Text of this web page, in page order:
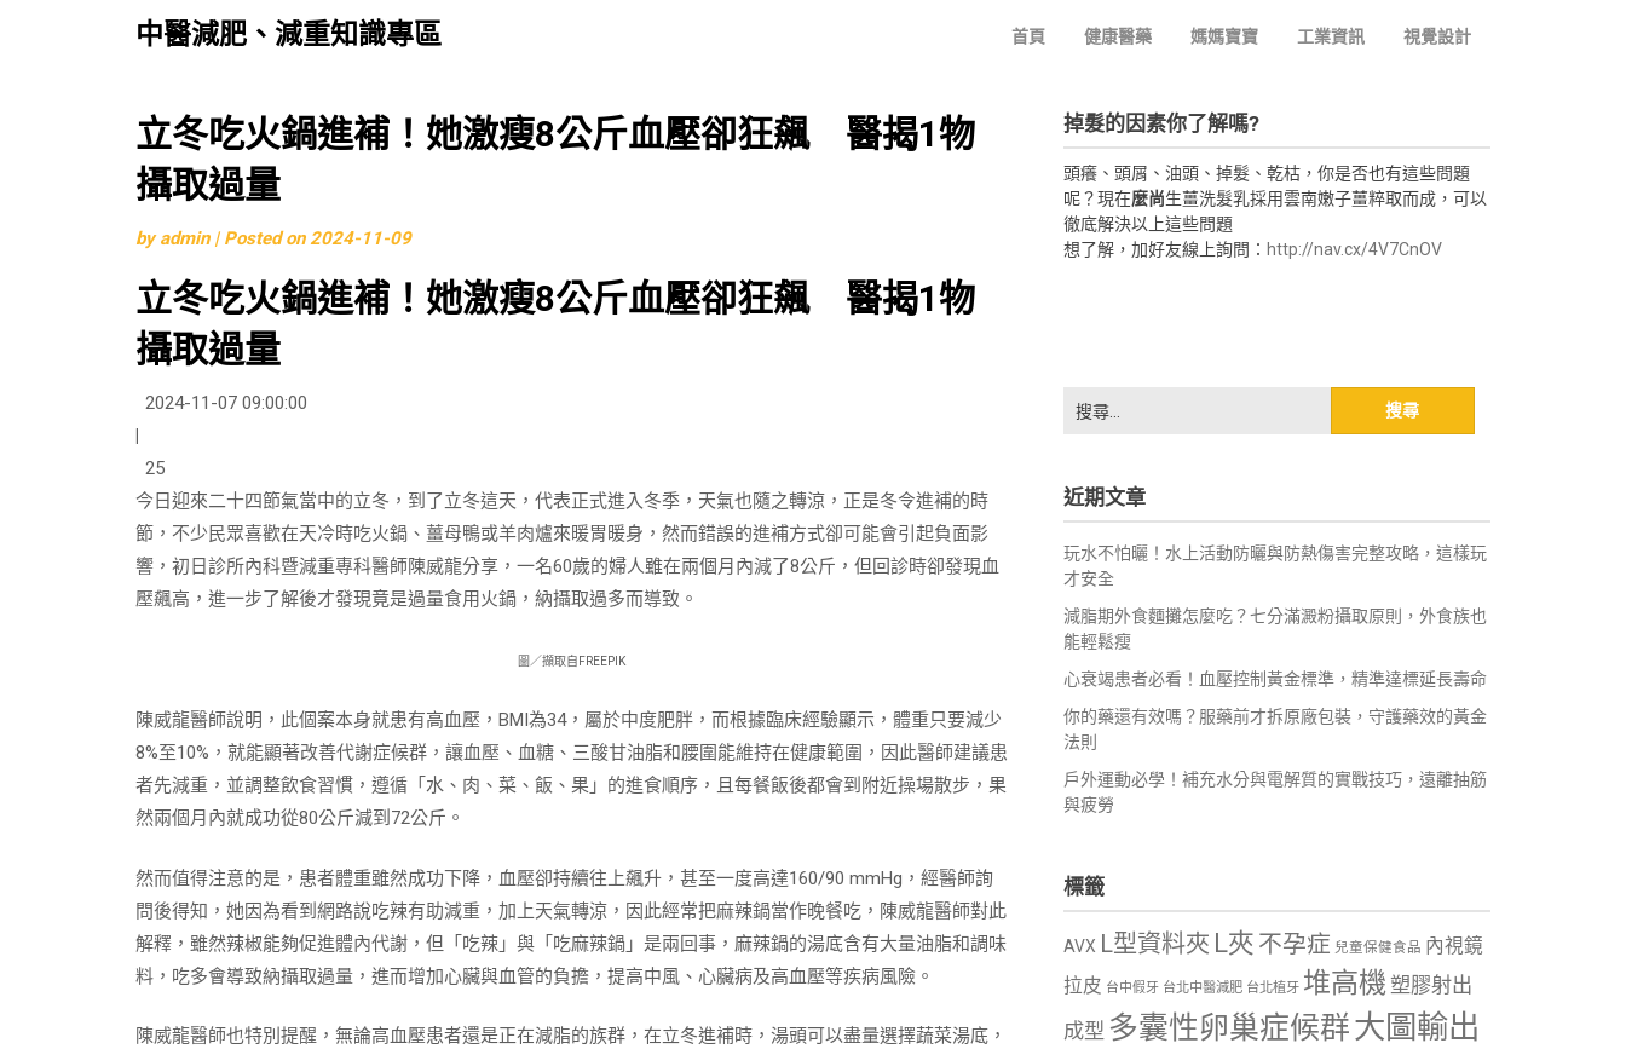
中醫減肥、減重知識專區 首頁 健康醫藥 媽媽寶寶 工業資訊 視覺設計
Skip
content
立冬吃火鍋進補！她激瘦8公斤血壓卻狂飆 醫揭1物
攝取過量
byadmin | Posted on2024-11-09
立冬吃火鍋進補！她激瘦8公斤血壓卻狂飆 醫揭1物
攝取過量
2024-11-07 09:00:00
25
今日迎來二十四節氣當中的立冬，到了立冬這天，代表正式進入冬季，天氣也隨之轉涼，正是冬令進補的時
節，不少民眾喜歡在天冷時吃火鍋、薑母鴨或羊肉爐來暖胃暖身，然而錯誤的進補方式卻可能會引起負面影
響，初日診所內科暨減重專科醫師陳威龍分享，一名60歲的婦人雖在兩個月內減了8公斤，但回診時卻發現血
壓飆高，進一步了解後才發現竟是過量食用火鍋，納攝取過多而導致。
圖／擷取自FREEPIK
陳威龍醫師說明，此個案本身就患有高血壓，BMI為34，屬於中度肥胖，而根據臨床經驗顯示，體重只要減少
8%至10%，就能顯著改善代謝症候群，讓血壓、血糖、三酸甘油脂和腰圍能維持在健康範圍，因此醫師建議患
者先減重，並調整飲食習慣，遵循「水、肉、菜、飯、果」的進食順序，且每餐飯後都會到附近操場散步，果
然兩個月內就成功從80公斤減到72公斤。
然而值得注意的是，患者體重雖然成功下降，血壓卻持續往上飆升，甚至一度高達160/90 mmHg，經醫師詢
問後得知，她因為看到網路說吃辣有助減重，加上天氣轉涼，因此經常把麻辣鍋當作晚餐吃，陳威龍醫師對此
解釋，雖然辣椒能夠促進體內代謝，但「吃辣」與「吃麻辣鍋」是兩回事，麻辣鍋的湯底含有大量油脂和調味
料，吃多會導致納攝取過量，進而增加心臟與血管的負擔，提高中風、心臟病及高血壓等疾病風險。
陳威龍醫師也特別提醒，無論高血壓患者還是正在減脂的族群，在立冬進補時，湯頭可以盡量選擇蔬菜湯底，
掉髮的因素你了解嗎?
頭癢、頭屑、油頭、掉髮、乾枯，你是否也有這些問題
呢？現在麼尚生薑洗髮乳採用雲南嫩子薑粹取而成，可以
徹底解決以上這些問題
想了解，加好友線上詢問： http://nav.cx/4V7CnOV
搜
尋
字:
近期文章
玩水不怕曬！水上活動防曬與防熱傷害完整攻略，這樣玩
才安全
減脂期外食麵攤怎麼吃？七分滿澱粉攝取原則，外食族也
能輕鬆瘦
心衰竭患者必看！血壓控制黃金標準，精準達標延長壽命
你的藥還有效嗎？服藥前才拆原廠包裝，守護藥效的黃金
法則
戶外運動必學！補充水分與電解質的實戰技巧，遠離抽筋
與疲勞
標籤
AVX L型資料夾 L夾 不孕症 兒童保健食品 內視鏡
拉皮 台中假牙 台北中醫減肥 台北植牙 堆高機塑膠射出
成型 多囊性卵巢症候群大圖輸出